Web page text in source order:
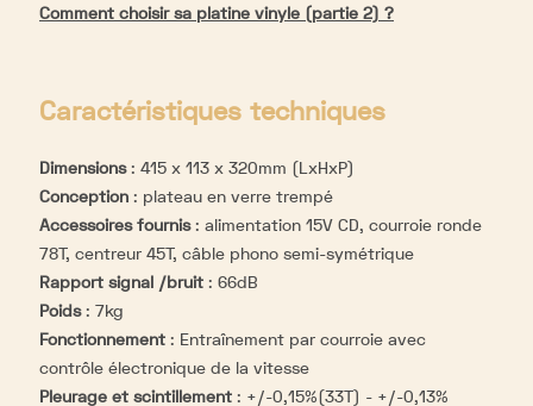
Comment choisir sa platine vinyle (partie 2) ?
Caractéristiques techniques
Dimensions: 415 x 113 x 320mm (LxHxP)
Conception : plateau en verre trempé
Accessoires fournis: alimentation 15V CD, courroie ronde
78T, centreur 45T, câble phono semi-symétrique
Rapport signal /bruit : 66dB
Poids: 7kg
Fonctionnement : Entraînement par courroie avec
contrôle électronique de la vitesse
Pleurage et scintillement : +/-0,15%(33T) - +/-0,13%